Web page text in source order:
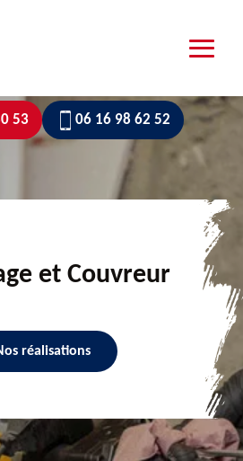
53 06 16 98 62 52
et Couvreur
réalisations